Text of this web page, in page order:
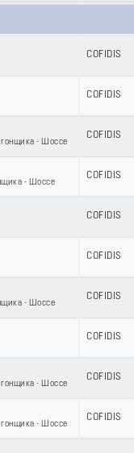
COFIDIS
COFIDIS
гонщика - Шоссе
COFIDIS
- Шоссе
COFIDIS
COFIDIS
COFIDIS
- Шоссе
COFIDIS
COFIDIS
гонщика - Шоссе
COFIDIS
гонщика - Шоссе
COFIDIS